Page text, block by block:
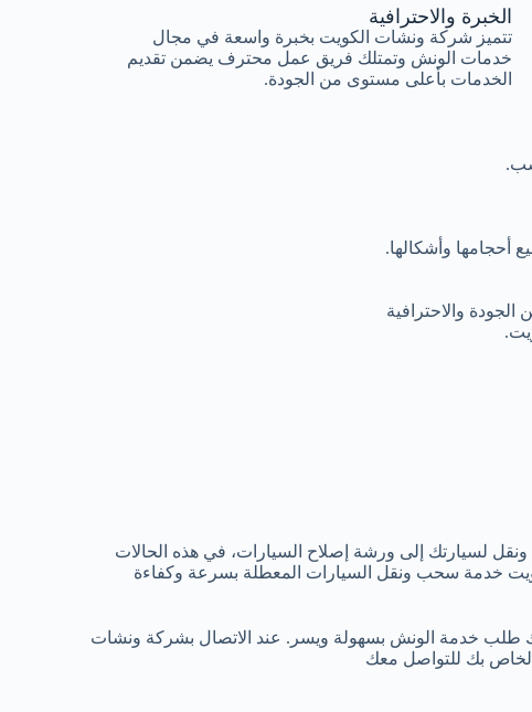
الخبرة والاحترافية
تتميز شركة ونشات الكويت بخبرة واسعة في مجال
خدمات الونش وتمتلك فريق عمل محترف يضمن تقديم
الخدمات بأعلى مستوى من الجودة.
وأشكالها.
والاحترافية
لسيارتك إلى ورشة إصلاح السيارات، في هذه الحالات
خدمة سحب ونقل السيارات المعطلة بسرعة وكفاءة
طلب خدمة الونش بسهولة ويسر. عند الاتصال بشركة ونشات
الخاص بك للتواصل معك